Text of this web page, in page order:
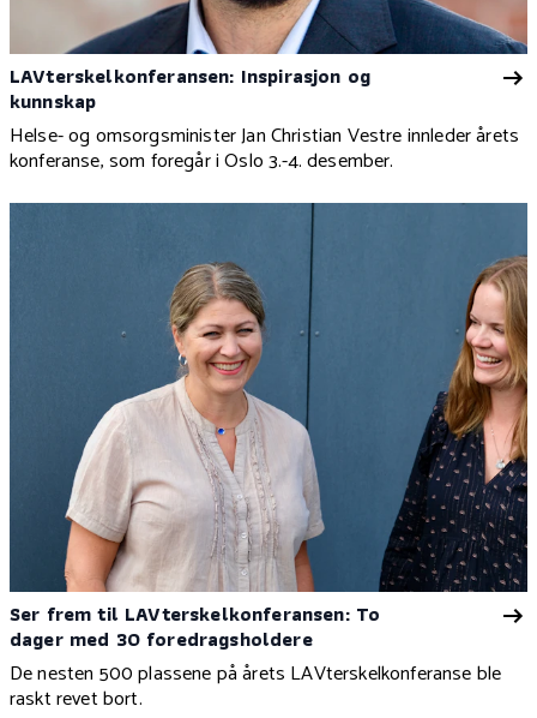
LAVterskelkonferansen: Inspirasjon og
kunnskap
Helse- og omsorgsminister Jan Christian Vestre innleder årets
konferanse, som foregår i Oslo 3.-4. desember.
Ser frem til LAVterskelkonferansen: To
dager med 30 foredragsholdere
De nesten 500 plassene på årets LAVterskelkonferanse ble
raskt revet bort.